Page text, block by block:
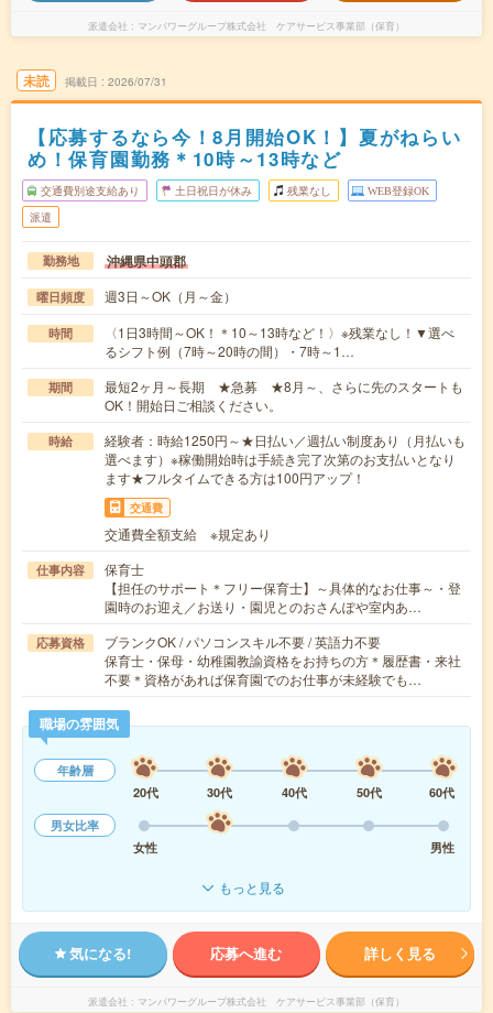
派遣会社 マンパワーグループ株式会社 ケアサービス事業部（保育）
未読 掲載日 2026/07/31
【応募するなら今！8月開始OK！】夏がねらい
め！保育園勤務＊10時～13時など
交通費別途支給あり 土日祝日が休み 残業なし WEB登録OK
派遣
勤務地 沖縄県中頭郡
曜日頻度 週3日～OK（月～金）
時間
〈1日3時間～OK！＊10～13時など！〉※残業なし！▼選べ
るシフト例（7時～20時の間）・7時～1…
期間
最短2ヶ月～長期 ★急募 ★8月～、さらに先のスタートも
OK！開始日ご相談ください。
時給
経験者：時給1250円～★日払い／週払い制度あり（月払いも
選べます）※稼働開始時は手続き完了次第のお支払いとなり
ます★フルタイムできる方は100円アップ！
交通費
交通費全額支給 ※規定あり
仕事内容
保育士
【担任のサポート＊フリー保育士】～具体的なお仕事～・登
園時のお迎え／お送り・園児とのおさんぽや室内あ…
応募資格
ブランクOK / パソコンスキル不要 / 英語力不要
保育士・保母・幼稚園教諭資格をお持ちの方＊履歴書・来社
不要＊資格があれば保育園でのお仕事が未経験でも…
職場の雰囲気
年齢層
20代
30代 40代 50代
60代
男女比率
女性
男性
もっと見る
気になる! 応募へ進む 詳しく見る
派遣会社 マンパワーグループ株式会社 ケアサービス事業部（保育）